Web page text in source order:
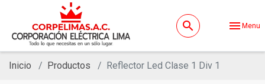
search menu Menu
Inicio Productos Reflector Led Clase 1 Div 1